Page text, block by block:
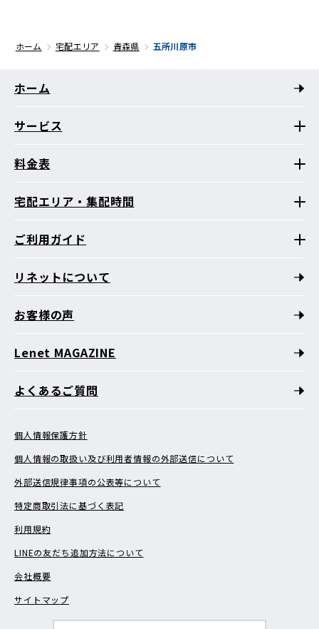
ホーム 宅配エリア 青森県 五所川原市
ホーム
サービス
料金表
宅配エリア・集配時間
ご利用ガイド
リネットについて
お客様の声
Lenet MAGAZINE
よくあるご質問
個人情報保護方針
個人情報の取扱い及び利用者情報の外部送信について
外部送信規律事項の公表等について
特定商取引法に基づく表記
利用規約
LINEの友だち追加方法について
会社概要
サイトマップ